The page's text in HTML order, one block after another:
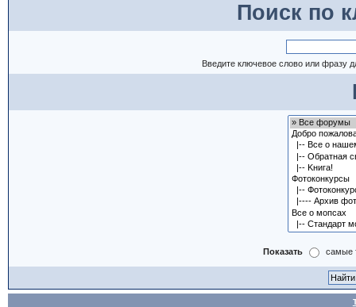
Поиск по
Введите ключевое слово или фразу
Показать самые